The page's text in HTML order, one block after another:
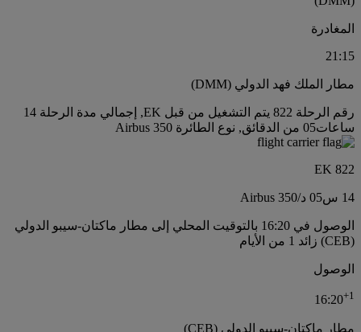
المغادرة
21:15
مطار الملك فهد الدولي (DMM)
رقم الرحلة 822 يتم التشغيل من قبل EK, إجمالي مدة الرحلة 14
ساعات05 من الدقائق, نوع الطائرة Airbus 350
EK 822
14 س 05 د /
Airbus 350
الوصول في 16:20 بالتوقيت المحلي إلى مطار ماكتان-سيبو الدولي
(CEB) زائد 1 من الأيام
الوصول
16:20+1
مطار ماكتان-سيبو الدولي (CEB)